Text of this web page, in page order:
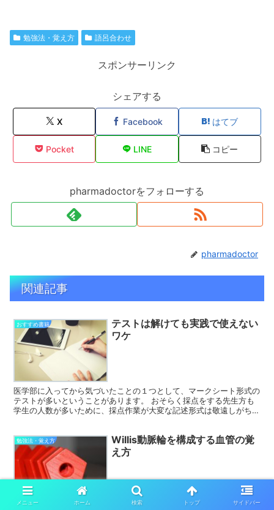
勉強法・覚え方 語呂合わせ
スポンサーリンク
シェアする
X Facebook はてブ
Pocket LINE コピー
pharmadoctorをフォローする
pharmadoctor
関連記事
おすすめ書籍
テストは解けても実践で使えない
ワケ
医学部に入ってから気づいたことの１つとして、マークシート形式の
テストが多いということがあります。 おそらく採点をする先生方も
学生の人数が多いために、採点作業が大変な記述形式は敬遠しがちな
勉強法・覚え方
Willis動脈輪を構成する血管の覚
え方
Willis動脈輪を構成する血管って前大脳動脈と前交通動脈と…あれ？
中大脳動脈が入るんだっけ？と混乱することがありませんか？ 今回
メニュー ホーム 検索 トップ サイドバー